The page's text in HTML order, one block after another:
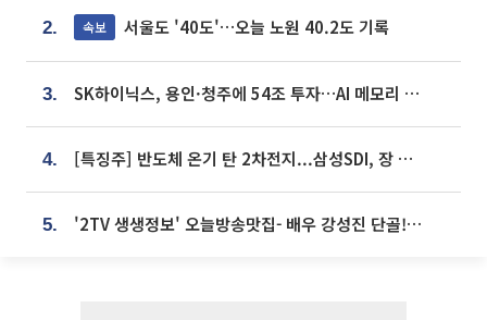
2. 속보 서울도 '40도'…오늘 노원 40.2도 기록
3. SK하이닉스, 용인·청주에 54조 투자…AI 메모리 생산기지 키운다
4. [특징주] 반도체 온기 탄 2차전지...삼성SDI, 장 초반 7% 넘게 껑충
5. '2TV 생생정보' 오늘방송맛집- 배우 강성진 단골! 쌀국수ㆍ푸팟퐁 커리 맛집 '블○○○'